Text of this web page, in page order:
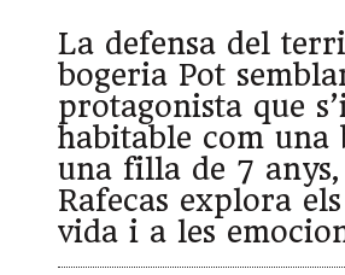
La defensa del
bogeria Pot
protagonista que
habitable com una
una filla de 7
Rafecas explora
vida i a les